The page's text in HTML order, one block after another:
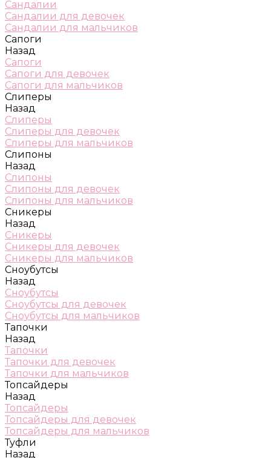
Сандалии
Сандалии для девочек
Сандалии для мальчиков
Сапоги
Назад
Сапоги
Сапоги для девочек
Сапоги для мальчиков
Слиперы
Назад
Слиперы
Слиперы для девочек
Слиперы для мальчиков
Слипоны
Назад
Слипоны
Слипоны для девочек
Слипоны для мальчиков
Сникеры
Назад
Сникеры
Сникеры для девочек
Сникеры для мальчиков
Сноубутсы
Назад
Сноубутсы
Сноубутсы для девочек
Сноубутсы для мальчиков
Тапочки
Назад
Тапочки
Тапочки для девочек
Тапочки для мальчиков
Топсайдеры
Назад
Топсайдеры
Топсайдеры для девочек
Топсайдеры для мальчиков
Туфли
Назад